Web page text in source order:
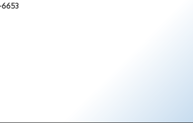
6653